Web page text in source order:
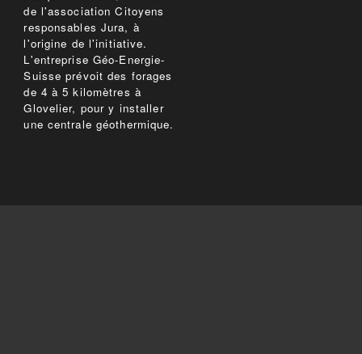
de l'association Citoyens
responsables Jura, à
l'origine de l'initiative.
L'entreprise Géo-Energie-
Suisse prévoit des forages
de 4 à 5 kilomètres à
Glovelier, pour y installer
une centrale géothermique.